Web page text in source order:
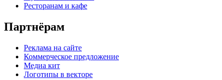
Ресторанам и кафе
Партнёрам
Реклама на сайте
Коммерческое предложение
Медиа кит
Логотипы в векторе